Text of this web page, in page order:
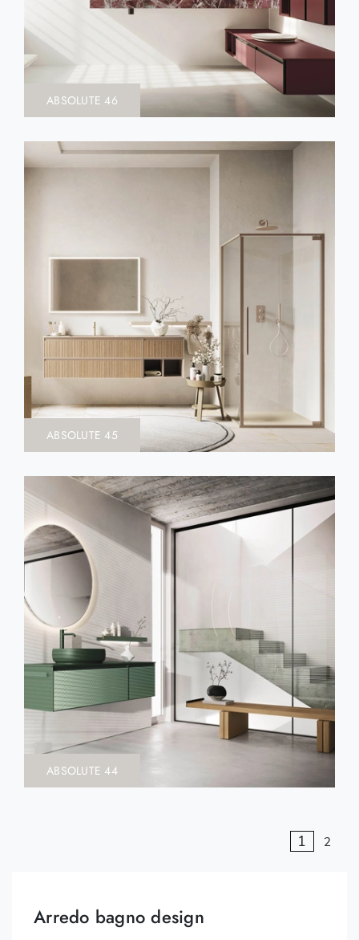
ABSOLUTE 46
ABSOLUTE 45
ABSOLUTE 44
1 2
Arredo bagno design